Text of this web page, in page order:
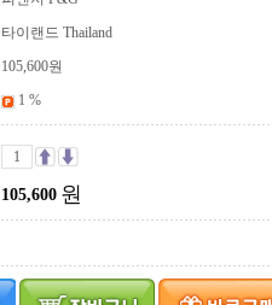
타이랜드 Thailand
105,600원
1 %
105,600 원